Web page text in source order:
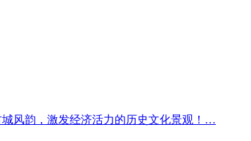
风韵，激发经济活力的历史文化景观！…